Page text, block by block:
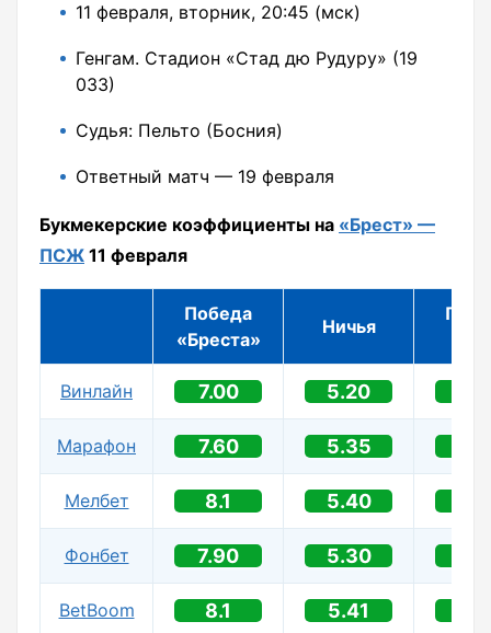
11 февраля, вторник, 20:45 (мск)
Генгам. Стадион «Стад дю Рудуру» (19
033)
Судья: Пельто (Босния)
Ответный матч — 19 февраля
Букмекерские коэффициенты на «Брест» —
ПСЖ 11 февраля
Победа
«Бреста»
Ничья
Винлайн 7.00 5.20
Марафон 7.60 5.35
Мелбет 8.1 5.40
Фонбет 7.90 5.30
BetBoom 8.1 5.41